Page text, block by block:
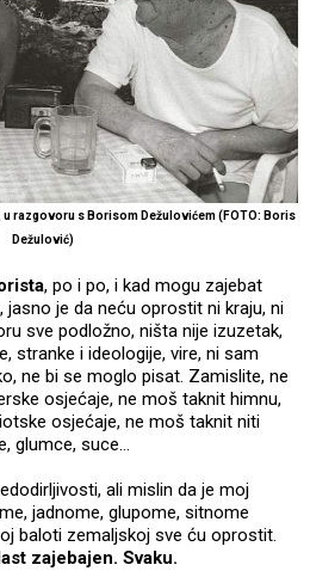
razgovoru s Borisom Dežulovićem (FOTO: Boris
Dežulović)
, po i po, i kad mogu zajebat
jasno je da neću oprostit ni kraju, ni
sve podložno, ništa nije izuzetak,
stranke i ideologije, vire, ni sam
ne bi se moglo pisat. Zamislite, ne
osjećaje, ne moš taknit himnu,
osjećaje, ne moš taknit niti
glumce, suce...
ali mislin da je moj
jadnome, glupome, sitnome
baloti zemaljskoj sve ću oprostit.
zajebajen. Svaku.